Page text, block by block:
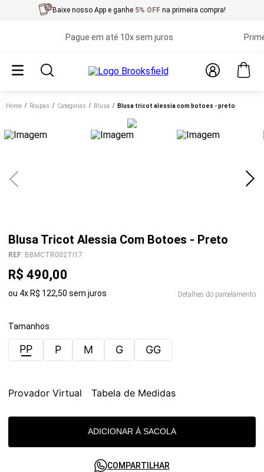
Baixe nosso App e ganhe 5% OFF na primeira compra!
Pague em até 10x sem juros
Home roupas categorias blusa blusa tricot alessia com botoes - preto
Blusa Tricot Alessia Com Botoes - Preto
REF: BBMCTR002TI17
R$ 490,00
ou 4x R$ 122,50 sem juros Detalhes do parcelamento
Tamanhos
PP P M G GG
Provador Virtual Tabela de Medidas
ADICIONAR À SACOLA
COMPARTILHAR